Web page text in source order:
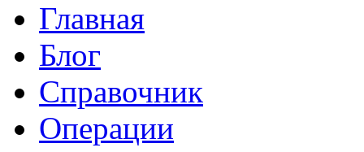
Главная
Блог
Справочник
Операции